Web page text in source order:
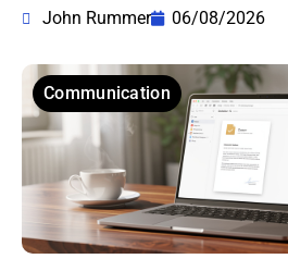
John Rummer
06/08/2026
Communication